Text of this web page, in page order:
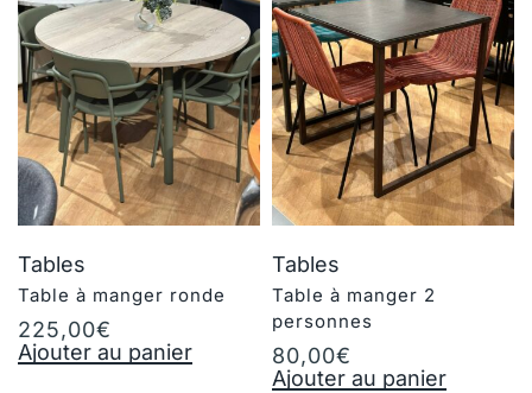
Tables
Table à manger ronde
225,00€
Ajouter au panier
Tables
Table à manger 2
personnes
80,00€
Ajouter au panier